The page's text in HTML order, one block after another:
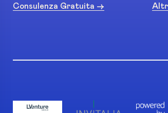
Consulenza Gratuita ->